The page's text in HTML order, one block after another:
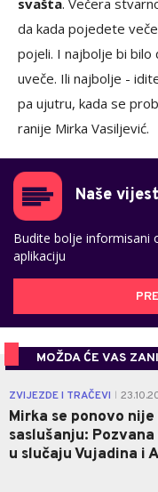
svašta. Večera
da kada pojedete
pojeli. I najbolje bi
uveče. Ili najbolje -
pa ujutru, kada se
ranije Mirka Vasiljević.
Naše
Budite bolje informisani
aplikaciju
MOŽDA ĆE VAS
ZVIJEZDE I TRAČEVI
Mirka se ponovo
saslušanju:
u slučaju Vujadina i